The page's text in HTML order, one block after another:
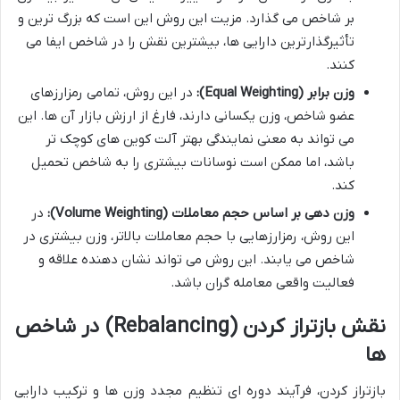
بر شاخص می گذارد. مزیت این روش این است که بزرگ ترین و
تأثیرگذارترین دارایی ها، بیشترین نقش را در شاخص ایفا می
کنند.
وزن برابر (Equal Weighting):
در این روش، تمامی رمزارزهای
عضو شاخص، وزن یکسانی دارند، فارغ از ارزش بازار آن ها. این
می تواند به معنی نمایندگی بهتر آلت کوین های کوچک تر
باشد، اما ممکن است نوسانات بیشتری را به شاخص تحمیل
کند.
وزن دهی بر اساس حجم معاملات (Volume Weighting):
در
این روش، رمزارزهایی با حجم معاملات بالاتر، وزن بیشتری در
شاخص می یابند. این روش می تواند نشان دهنده علاقه و
فعالیت واقعی معامله گران باشد.
نقش بازتراز کردن (Rebalancing) در شاخص
ها
بازتراز کردن، فرآیند دوره ای تنظیم مجدد وزن ها و ترکیب دارایی